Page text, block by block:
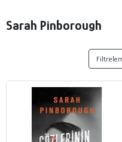
Sarah Pinborough